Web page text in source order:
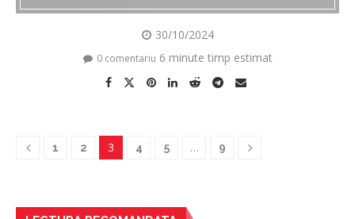
30/10/2024
0 comentariu 6 minute timp estimat
1 2 3 4 5 … 9